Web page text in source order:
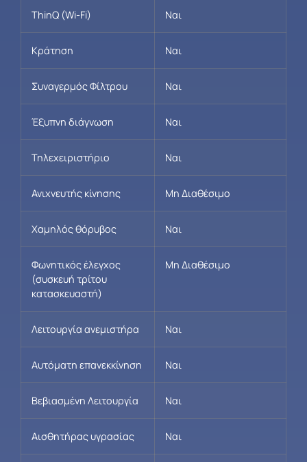
ThinQ (Wi-Fi) Ναι
Κράτηση Ναι
Συναγερμός Φίλτρου Ναι
Έξυπνη διάγνωση Ναι
Τηλεχειριστήριο Ναι
Ανιχνευτής κίνησης Μη Διαθέσιμο
Χαμηλός θόρυβος Ναι
Φωνητικός έλεγχος
(συσκευή τρίτου
κατασκευαστή)
Μη Διαθέσιμο
Λειτουργία ανεμιστήρα Ναι
Αυτόματη επανεκκίνηση Ναι
Βεβιασμένη Λειτουργία Ναι
Αισθητήρας υγρασίας Ναι